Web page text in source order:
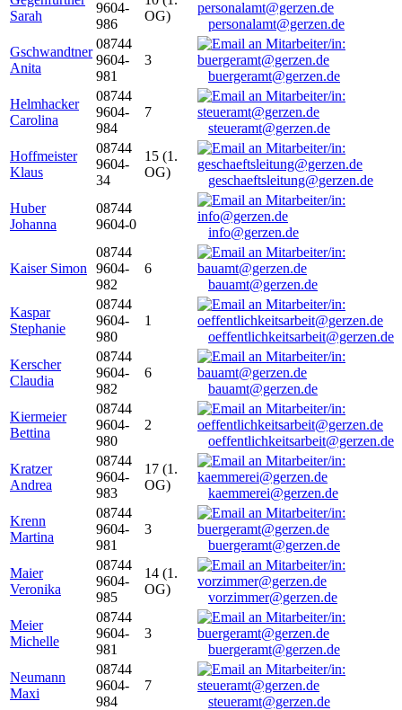
Sarah
9604-
986
OG)
personalamt@gerzen.de
Gschwandtner
Anita
08744
9604-
981
3
buergeramt@gerzen.de
Helmhacker
Carolina
08744
9604-
984
7
steueramt@gerzen.de
Hoffmeister
Klaus
08744
9604-
34
15 (1.
OG)
geschaeftsleitung@gerzen.de
Huber
Johanna
08744
9604-0
info@gerzen.de
Kaiser Simon
08744
9604-
982
6
bauamt@gerzen.de
Kaspar
Stephanie
08744
9604-
980
1
oeffentlichkeitsarbeit@gerzen.de
Kerscher
Claudia
08744
9604-
982
6
bauamt@gerzen.de
Kiermeier
Bettina
08744
9604-
980
2
oeffentlichkeitsarbeit@gerzen.de
Kratzer
Andrea
08744
9604-
983
17 (1.
OG)
kaemmerei@gerzen.de
Krenn
Martina
08744
9604-
981
3
buergeramt@gerzen.de
Maier
Veronika
08744
9604-
985
14 (1.
OG)
vorzimmer@gerzen.de
Meier
Michelle
08744
9604-
981
3
buergeramt@gerzen.de
Neumann
Maxi
08744
9604-
984
7
steueramt@gerzen.de